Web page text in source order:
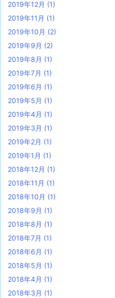
2019年12月 (1)
2019年11月 (1)
2019年10月 (2)
2019年9月 (2)
2019年8月 (1)
2019年7月 (1)
2019年6月 (1)
2019年5月 (1)
2019年4月 (1)
2019年3月 (1)
2019年2月 (1)
2019年1月 (1)
2018年12月 (1)
2018年11月 (1)
2018年10月 (1)
2018年9月 (1)
2018年8月 (1)
2018年7月 (1)
2018年6月 (1)
2018年5月 (1)
2018年4月 (1)
2018年3月 (1)